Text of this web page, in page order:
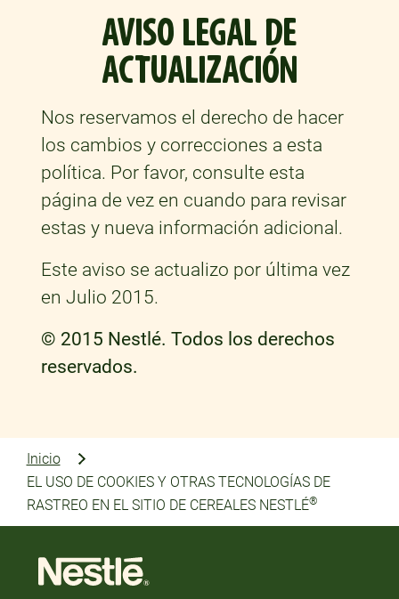
AVISO LEGAL DE
ACTUALIZACIÓN
Nos reservamos el derecho de hacer
los cambios y correcciones a esta
política. Por favor, consulte esta
página de vez en cuando para revisar
estas y nueva información adicional.
Este aviso se actualizo por última vez
en Julio 2015.
© 2015 Nestlé. Todos los derechos
reservados.
Inicio
EL USO DE COOKIES Y OTRAS TECNOLOGÍAS DE
RASTREO EN EL SITIO DE CEREALES NESTLÉ®